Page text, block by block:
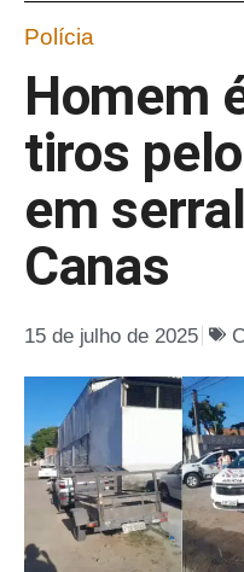
Polícia
Homem
tiros
em
Canas
15 de julho de 2025